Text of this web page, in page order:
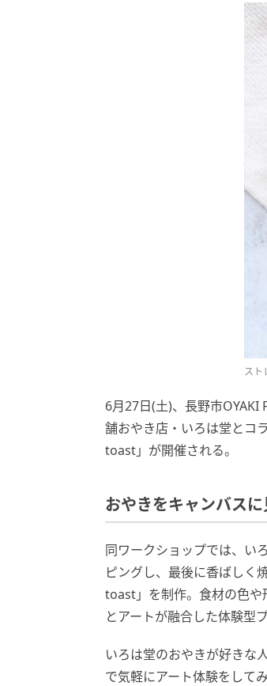
スト
6月27日(土)、長野市
舗おやき店・いろは堂とコ
toast」が開催される。
おやきをキャンバス
同ワークショップでは、い
ピングし、最後に香ばしく
toast」を制作。食材の色や
とアートが融合した体験型
いろは堂のおやきが好きな
で気軽にアート体験をして